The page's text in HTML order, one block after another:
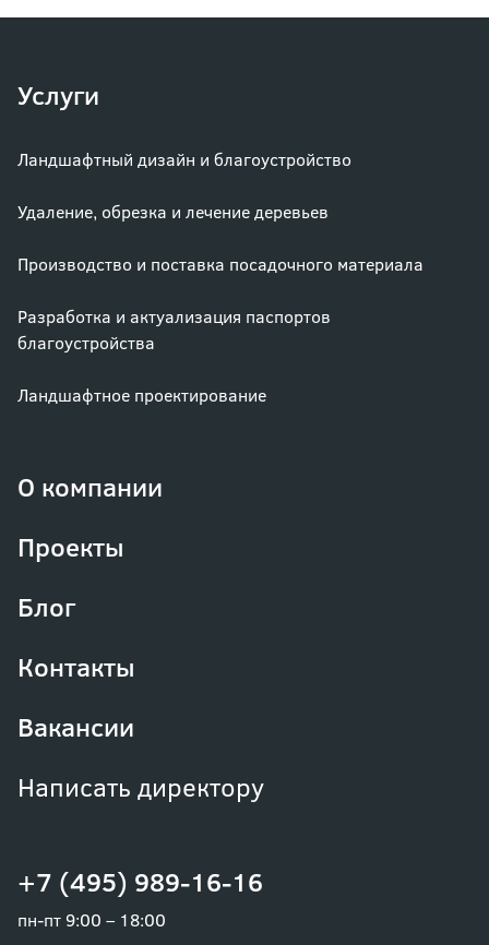
+7 (495) 989-16-16
пн-пт 9:00 – 18:00
Услуги
Ландшафтный дизайн и благоустройство
Удаление, обрезка и лечение деревьев
Производство и поставка посадочного материала
Разработка и актуализация паспортов
благоустройства
Ландшафтное проектирование
О компании
Проекты
Блог
Контакты
Вакансии
Написать директору